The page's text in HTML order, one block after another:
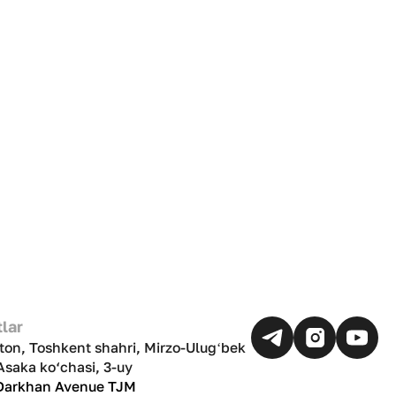
Toshkent shahri, Mirzo-Ulugʻbek
ko‘chasi, 3-uy
Avenue TJM